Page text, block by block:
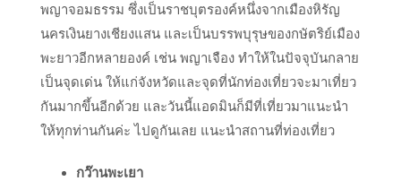
พญาจอมธรรม ซึ่งเป็นราชบุตรองค์หนึ่งจากเมืองหิรัญ
นครเงินยางเชียงแสน และเป็นบรรพบุรุษของกษัตริย์เมือง
พะยาวอีกหลายองค์ เช่น พญาเจือง ทำให้ในปัจจุบันกลาย
เป็นจุดเด่น ให้แก่จังหวัดและจุดที่นักท่องเที่ยวจะมาเที่ยว
กันมากขึ้นอีกด้วย และวันนี้แอดมินก็มีที่เที่ยวมาแนะนำ
ให้ทุกท่านกันค่ะ ไปดูกันเลย แนะนำสถานที่ท่องเที่ยว
กว๊านพะเยา